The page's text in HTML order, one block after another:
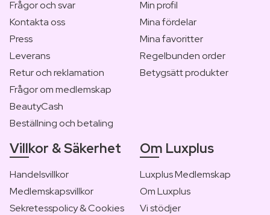
Frågor och svar
Kontakta oss
Press
Leverans
Retur och reklamation
Frågor om medlemskap
BeautyCash
Beställning och betaling
Min profil
Mina fördelar
Mina favoritter
Regelbunden order
Betygsätt produkter
Villkor & Säkerhet
Handelsvillkor
Medlemskapsvillkor
Sekretesspolicy & Cookies
Om Luxplus
Luxplus Medlemskap
Om Luxplus
Vi stödjer